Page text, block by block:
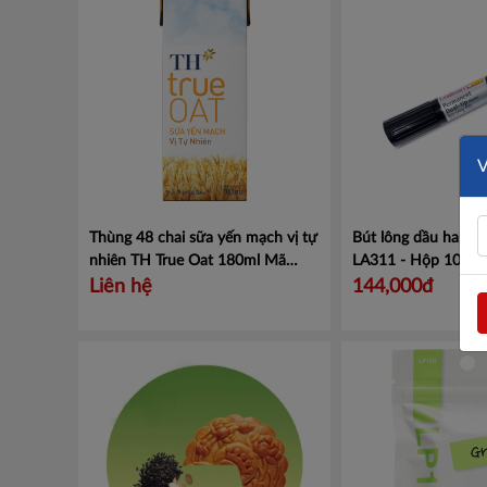
Thùng 48 chai sữa yến mạch vị tự
nhiên TH True Oat 180ml
Mã
451005012
Liên hệ
Bút lông dầu hai
LA311 - Hộp 10
144,000đ